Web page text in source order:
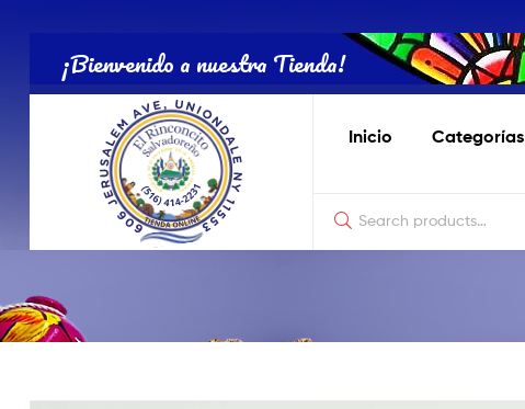
¡Bienvenido a nuestra Tienda!
Inicio Categorías
Salvadoreña
Online